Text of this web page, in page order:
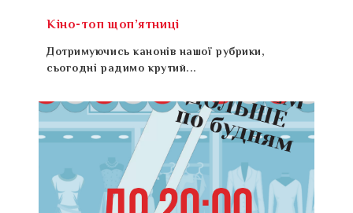
Кіно-топ щоп’ятниці
Дотримуючись канонів нашої рубрики,
сьогодні радимо крутий...